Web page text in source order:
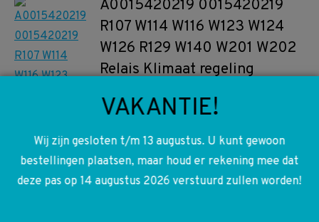
A0015420219 0015420219
R107 W114 W116 W123 W124
W126 R129 W140 W201 W202
Relais Klimaat regeling
€ 15,00
Toevoegen aan winkelwagen
VAKANTIE!
Wij zijn gesloten t/m 13 augustus. U kunt gewoon
bestellingen plaatsen, maar houd er rekening mee dat
deze pas op 14 augustus 2026 verstuurd zullen worden!